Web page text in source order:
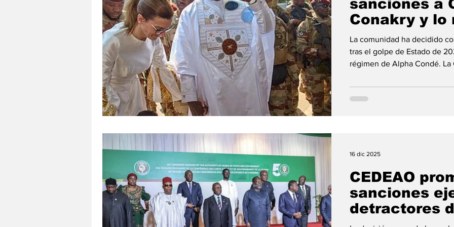
Tecnología Agricultura Religión
sanciones a
Conakry y lo
los órganos
decisiones
La comunidad ha decidido
tras el golpe de Estado de
régimen de Alpha Condé. La
pasado miércoles, 29 de
las sanciones pendientes
CEDEAO
sanciones
detractores
16 dic 2025